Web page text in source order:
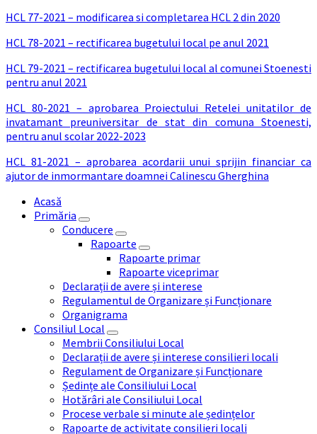
HCL 77-2021 – modificarea si completarea HCL 2 din 2020
HCL 78-2021 – rectificarea bugetului local pe anul 2021
HCL 79-2021 – rectificarea bugetului local al comunei Stoenesti
pentru anul 2021
HCL 80-2021 – aprobarea Proiectului Retelei unitatilor de
invatamant preuniversitar de stat din comuna Stoenesti,
pentru anul scolar 2022-2023
HCL 81-2021 – aprobarea acordarii unui sprijin financiar ca
ajutor de inmormantare doamnei Calinescu Gherghina
Acasă
Primăria
Conducere
Rapoarte
Rapoarte primar
Rapoarte viceprimar
Declarații de avere și interese
Regulamentul de Organizare și Funcționare
Organigrama
Consiliul Local
Membrii Consiliului Local
Declarații de avere și interese consilieri locali
Regulament de Organizare și Funcționare
Ședințe ale Consiliului Local
Hotărâri ale Consiliului Local
Procese verbale si minute ale ședințelor
Rapoarte de activitate consilieri locali